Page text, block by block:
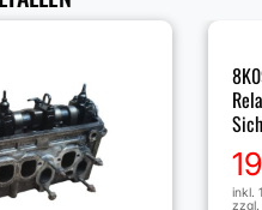
inkl.
zzgl.